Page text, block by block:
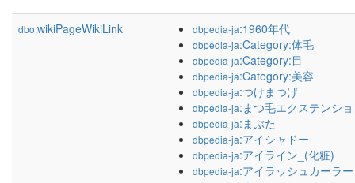
dbo:wikiPageWikiLink dbpedia-ja:1960年代
dbpedia-ja:Category:体毛
dbpedia-ja:Category:目
dbpedia-ja:Category:美容
dbpedia-ja:つけまつげ
dbpedia-ja:まつ毛エクステンシ
dbpedia-ja:まぶた
dbpedia-ja:アイシャドー
dbpedia-ja:アイライン_(化粧)
dbpedia-ja:アイラッシュカーラー